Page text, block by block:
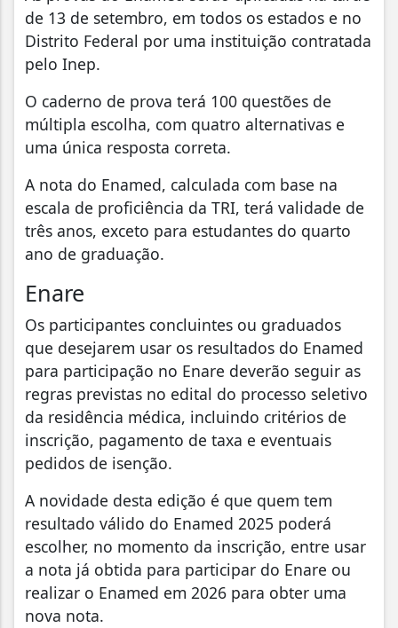
de 13 de setembro, em todos os estados e no
Distrito Federal por uma instituição contratada
pelo Inep.
O caderno de prova terá 100 questões de
múltipla escolha, com quatro alternativas e
uma única resposta correta.
A nota do Enamed, calculada com base na
escala de proficiência da TRI, terá validade de
três anos, exceto para estudantes do quarto
ano de graduação.
Enare
Os participantes concluintes ou graduados
que desejarem usar os resultados do Enamed
para participação no Enare deverão seguir as
regras previstas no edital do processo seletivo
da residência médica, incluindo critérios de
inscrição, pagamento de taxa e eventuais
pedidos de isenção.
A novidade desta edição é que quem tem
resultado válido do Enamed 2025 poderá
escolher, no momento da inscrição, entre usar
a nota já obtida para participar do Enare ou
realizar o Enamed em 2026 para obter uma
nova nota.